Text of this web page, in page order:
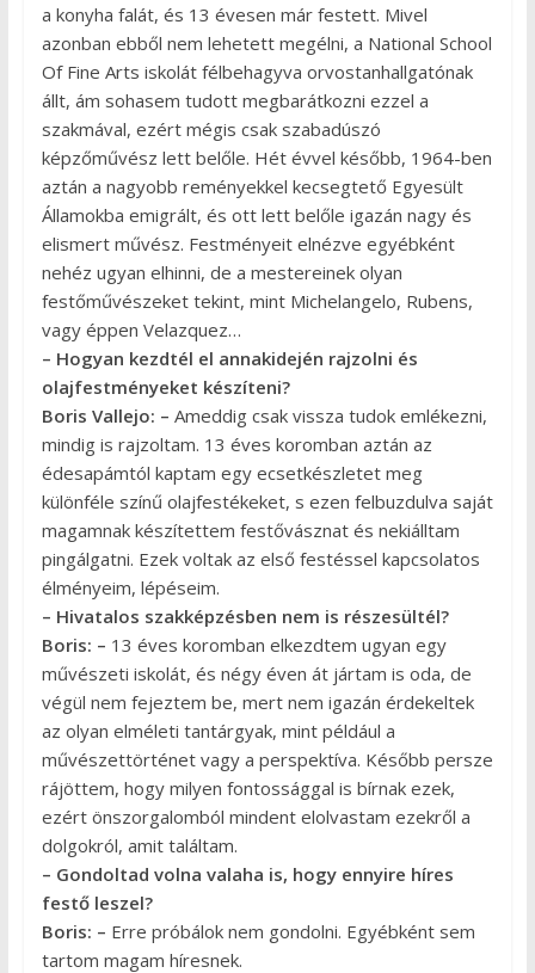
a konyha falát, és 13 évesen már festett. Mivel
azonban ebből nem lehetett megélni, a National School
Of Fine Arts iskolát félbehagyva orvostanhallgatónak
állt, ám sohasem tudott megbarátkozni ezzel a
szakmával, ezért mégis csak szabadúszó
képzőművész lett belőle. Hét évvel később, 1964-ben
aztán a nagyobb reményekkel kecsegtető Egyesült
Államokba emigrált, és ott lett belőle igazán nagy és
elismert művész. Festményeit elnézve egyébként
nehéz ugyan elhinni, de a mestereinek olyan
festőművészeket tekint, mint Michelangelo, Rubens,
vagy éppen Velazquez…
– Hogyan kezdtél el annakidején rajzolni és
olajfestményeket készíteni?
Boris Vallejo: – Ameddig csak vissza tudok emlékezni,
mindig is rajzoltam. 13 éves koromban aztán az
édesapámtól kaptam egy ecsetkészletet meg
különféle színű olajfestékeket, s ezen felbuzdulva saját
magamnak készítettem festővásznat és nekiálltam
pingálgatni. Ezek voltak az első festéssel kapcsolatos
élményeim, lépéseim.
– Hivatalos szakképzésben nem is részesültél?
Boris: – 13 éves koromban elkezdtem ugyan egy
művészeti iskolát, és négy éven át jártam is oda, de
végül nem fejeztem be, mert nem igazán érdekeltek
az olyan elméleti tantárgyak, mint például a
művészettörténet vagy a perspektíva. Később persze
rájöttem, hogy milyen fontossággal is bírnak ezek,
ezért önszorgalomból mindent elolvastam ezekről a
dolgokról, amit találtam.
– Gondoltad volna valaha is, hogy ennyire híres
festő leszel?
Boris: – Erre próbálok nem gondolni. Egyébként sem
tartom magam híresnek.